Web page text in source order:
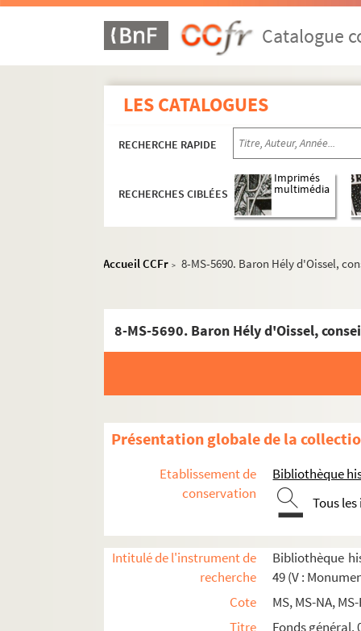
Catalogue
LES CATALOGUES
RECHERCHE RAPIDE
RECHERCHES CIBLÉES
Imprimés
multimédia
Accueil CCFr > 8-MS-5690. Baron Hély d'Oissel,
Présentation globale de la
Etablissement de
conservation
Bibliothèque
Tous
Intitulé de l'instrument de
recherche
Bibliothèque
49 (V :
Cote
MS, MS-NA,
Titre
Fonds général.